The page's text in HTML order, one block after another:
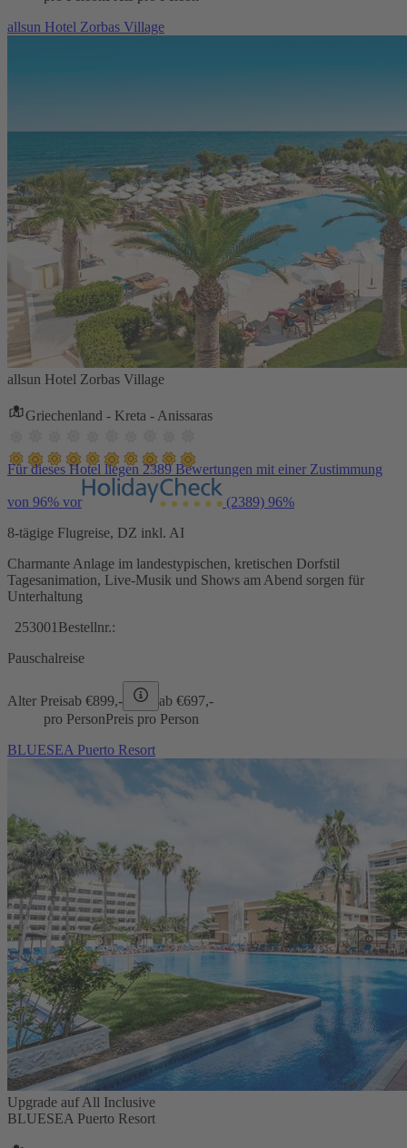
allsun Hotel Zorbas Village
allsun Hotel Zorbas Village
Griechenland - Kreta - Anissaras
Für dieses Hotel liegen 2389 Bewertungen mit einer Zustimmung
von 96% vor (2389) 96%
8-tägige Flugreise, DZ inkl. AI
Charmante Anlage im landestypischen, kretischen Dorfstil
Tagesanimation, Live-Musik und Shows am Abend sorgen für
Unterhaltung
253001 Bestellnr.:
Pauschalreise
Alter Preisab €899,- ab €697,-
pro PersonPreis pro Person
BLUESEA Puerto Resort
Upgrade auf All Inclusive
BLUESEA Puerto Resort